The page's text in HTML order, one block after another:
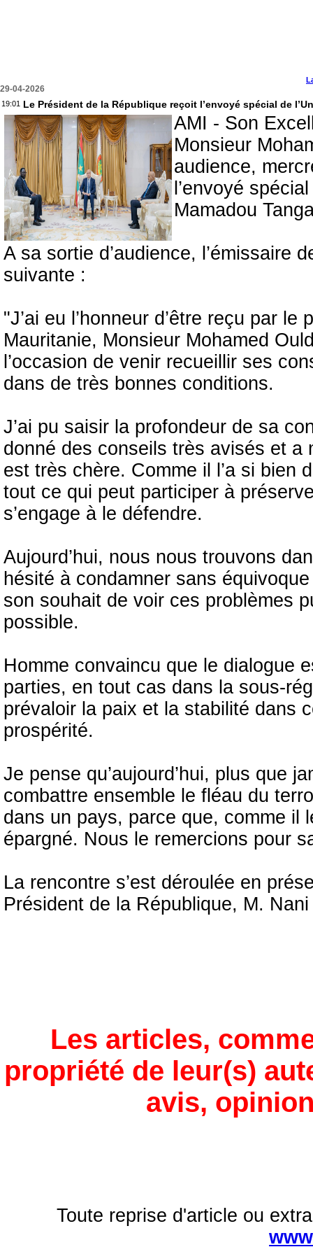
29-04-2026
19:01 Le Président de la République reçoit l’envoyé spécial de
AMI - Son
Monsieur
audience,
l’envoyé
Mamadou
A sa sortie d’audience, l’émissaire
suivante :
"J’ai eu l’honneur d’être reçu par
Mauritanie, Monsieur Mohamed
l’occasion de venir recueillir ses
dans de très bonnes conditions.
J’ai pu saisir la profondeur de sa
donné des conseils très avisés et a
est très chère. Comme il l’a si bien
tout ce qui peut participer à
s’engage à le défendre.
Aujourd’hui, nous nous trouvons
hésité à condamner sans
son souhait de voir ces problèmes
possible.
Homme convaincu que le dialogue
parties, en tout cas dans la sous-
prévaloir la paix et la stabilité dans
prospérité.
Je pense qu’aujourd’hui, plus que
combattre ensemble le fléau du
dans un pays, parce que, comme il
épargné. Nous le remercions pour
La rencontre s’est déroulée en
Président de la République, M.
Les articles,
propriété de leur(s)
avis,
Toute reprise d'article ou